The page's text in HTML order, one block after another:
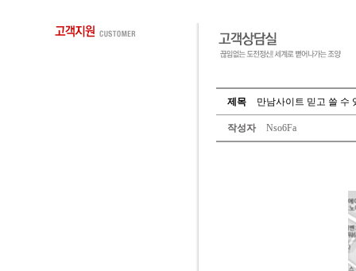
제목 만남사이트 믿고 쓸 수
작성자 Nso6Fa